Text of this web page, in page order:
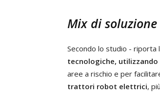
Mix di
Secondo lo studio -
tecnologiche, utilizzando
aree a rischio e per
trattori robot elettrici,